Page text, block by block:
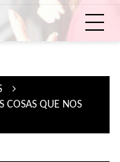
COSAS QUE NOS